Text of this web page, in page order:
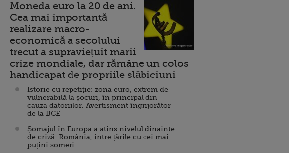
Moneda euro la 20 de ani.
Cea mai importantă
realizare macro-
economică a secolului
trecut a supraviețuit marii
crize mondiale, dar rămâne un colos
handicapat de propriile slăbiciuni
Istorie cu repetiție: zona euro, extrem de
vulnerabilă la șocuri, în principal din
cauza datoriilor. Avertisment îngrijorător
de la BCE
Șomajul în Europa a atins nivelul dinainte
de criză. România, între țările cu cei mai
puțini șomeri